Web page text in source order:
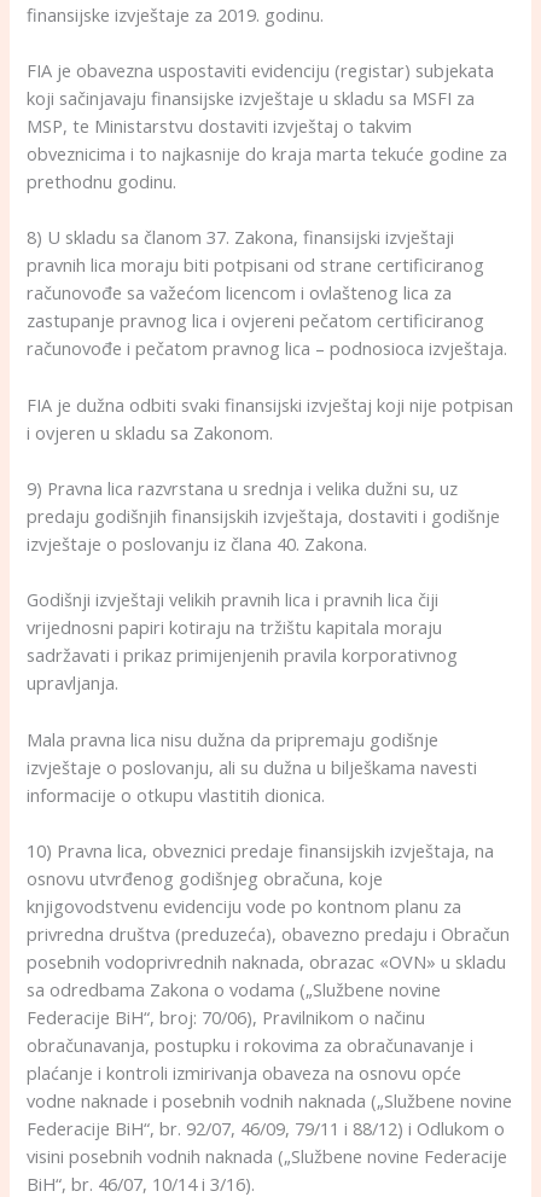
finansijske izvještaje za 2019. godinu.
FIA je obavezna uspostaviti evidenciju (registar) subjekata
koji sačinjavaju finansijske izvještaje u skladu sa MSFI za
MSP, te Ministarstvu dostaviti izvještaj o takvim
obveznicima i to najkasnije do kraja marta tekuće godine za
prethodnu godinu.
8) U skladu sa članom 37. Zakona, finansijski izvještaji
pravnih lica moraju biti potpisani od strane certificiranog
računovođe sa važećom licencom i ovlaštenog lica za
zastupanje pravnog lica i ovjereni pečatom certificiranog
računovođe i pečatom pravnog lica – podnosioca izvještaja.
FIA je dužna odbiti svaki finansijski izvještaj koji nije potpisan
i ovjeren u skladu sa Zakonom.
9) Pravna lica razvrstana u srednja i velika dužni su, uz
predaju godišnjih finansijskih izvještaja, dostaviti i godišnje
izvještaje o poslovanju iz člana 40. Zakona.
Godišnji izvještaji velikih pravnih lica i pravnih lica čiji
vrijednosni papiri kotiraju na tržištu kapitala moraju
sadržavati i prikaz primijenjenih pravila korporativnog
upravljanja.
Mala pravna lica nisu dužna da pripremaju godišnje
izvještaje o poslovanju, ali su dužna u bilješkama navesti
informacije o otkupu vlastitih dionica.
10) Pravna lica, obveznici predaje finansijskih izvještaja, na
osnovu utvrđenog godišnjeg obračuna, koje
knjigovodstvenu evidenciju vode po kontnom planu za
privredna društva (preduzeća), obavezno predaju i Obračun
posebnih vodoprivrednih naknada, obrazac «OVN» u skladu
sa odredbama Zakona o vodama („Službene novine
Federacije BiH“, broj: 70/06), Pravilnikom o načinu
obračunavanja, postupku i rokovima za obračunavanje i
plaćanje i kontroli izmirivanja obaveza na osnovu opće
vodne naknade i posebnih vodnih naknada („Službene novine
Federacije BiH“, br. 92/07, 46/09, 79/11 i 88/12) i Odlukom o
visini posebnih vodnih naknada („Službene novine Federacije
BiH“, br. 46/07, 10/14 i 3/16).